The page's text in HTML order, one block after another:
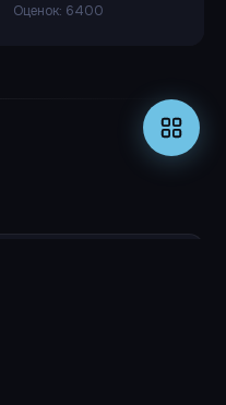
Оценок: 6400